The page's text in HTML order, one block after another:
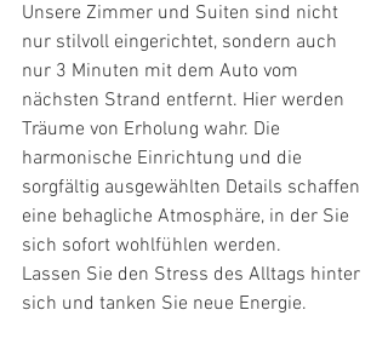
Unsere Zimmer und Suiten sind nicht
nur stilvoll eingerichtet, sondern auch
nur 3 Minuten mit dem Auto vom
nächsten Strand entfernt. Hier werden
Träume von Erholung wahr. Die
harmonische Einrichtung und die
sorgfältig ausgewählten Details schaffen
eine behagliche Atmosphäre, in der Sie
sich sofort wohlfühlen werden.
Lassen Sie den Stress des Alltags hinter
sich und tanken Sie neue Energie.